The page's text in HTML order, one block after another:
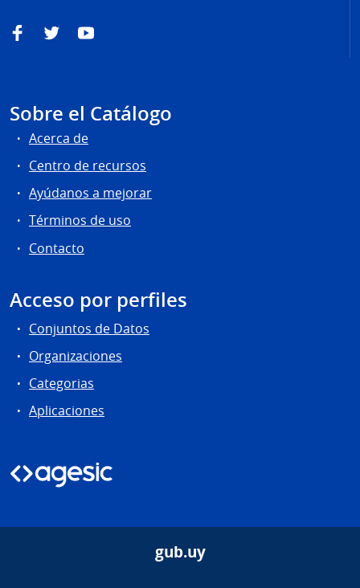
FacebookTwitterYouTube
Sobre el Catálogo
Acerca de
Centro de recursos
Ayúdanos a mejorar
Términos de uso
Contacto
Acceso por perfiles
Conjuntos de Datos
Organizaciones
Categorias
Aplicaciones
gub.uy